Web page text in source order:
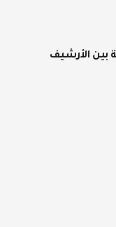
بين الأرشيف